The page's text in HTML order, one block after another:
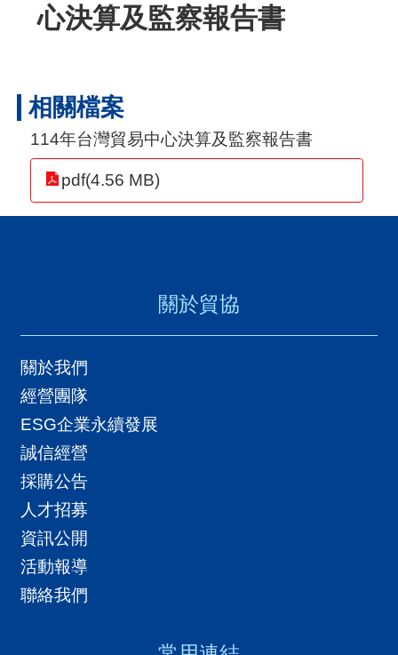
租
用
全
球
網
絡
美
國
對
等
關
心決算及監察報告書
相關檔案
114年台灣貿易中心決算及監察報告書
pdf(4.56 MB)
關於貿協
關於我們
經營團隊
ESG企業永續發展
誠信經營
採購公告
人才招募
資訊公開
活動報導
聯絡我們